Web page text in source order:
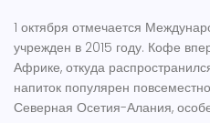
1 октября отмечается
учрежден в 2015 году. Кофе
Африке, откуда
напиток популярен
Северная Осетия-Алания,